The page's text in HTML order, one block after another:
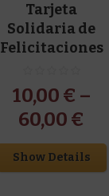
Tarjeta
Solidaria de
Felicitaciones
10,00 € –
60,00 €
Show Details